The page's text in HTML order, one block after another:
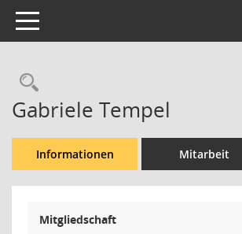
Toggle navigation
Rechercheauswahl
Gabriele Tempel
Informationen Mitarbeit
Mitgliedschaft